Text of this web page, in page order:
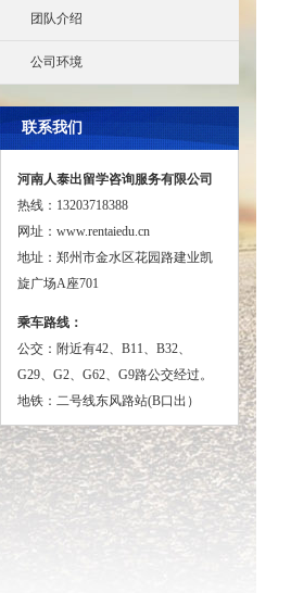
团队介绍
公司环境
联系我们
河南人泰出留学咨询服务有限公司
热线：13203718388
网址：www.rentaiedu.cn
地址：郑州市金水区花园路建业凯
旋广场A座701
乘车路线：
公交： 附近有42、B11、B32、
G29、G2、G62、G9路公交经过。
地铁：二号线东风路站(B口出）